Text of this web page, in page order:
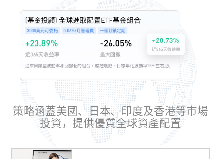
策略涵蓋美國、日本、印度及香港等市場
投資，提供優質全球資產配置